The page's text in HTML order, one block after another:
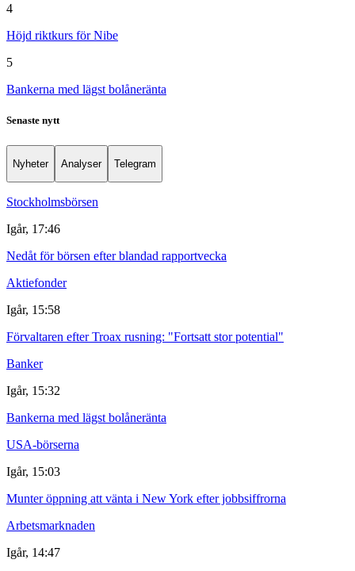
4
Höjd riktkurs för Nibe
5
Bankerna med lägst bolåneränta
Senaste nytt
Nyheter Analyser Telegram
Stockholmsbörsen
Igår, 17:46
Nedåt för börsen efter blandad rapportvecka
Aktiefonder
Igår, 15:58
Förvaltaren efter Troax rusning: "Fortsatt stor potential"
Banker
Igår, 15:32
Bankerna med lägst bolåneränta
USA-börserna
Igår, 15:03
Munter öppning att vänta i New York efter jobbsiffrorna
Arbetsmarknaden
Igår, 14:47